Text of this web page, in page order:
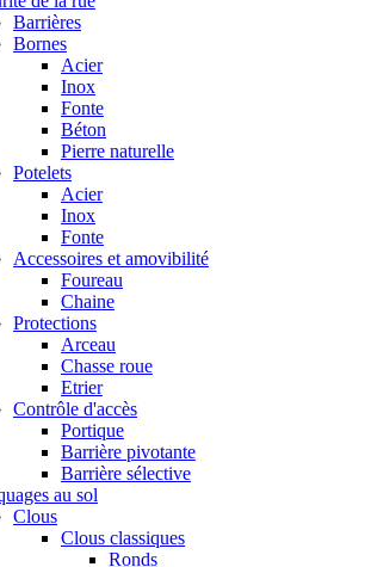
Barrières
Bornes
Acier
Inox
Fonte
Béton
Pierre naturelle
Potelets
Acier
Inox
Fonte
Accessoires et amovibilité
Foureau
Chaine
Protections
Arceau
Chasse roue
Etrier
Contrôle d'accès
Portique
Barrière pivotante
Barrière sélective
au sol
Clous
Clous classiques
Ronds